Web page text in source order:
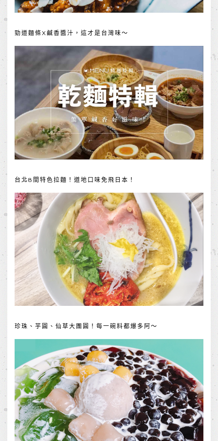
勁道麵條X鹹香醬汁，這才是台灣味～
台北8間特色拉麵！道地口味免飛日本！
珍珠、芋圓、仙草大團圓！每一碗料都爆多阿～